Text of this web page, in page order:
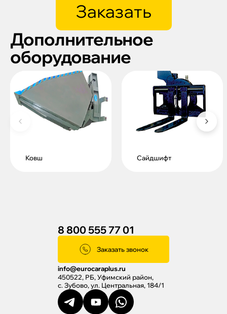
Заказать
Дополнительное
оборудование
Ковш Сайдшифт
8 800 555 77 01
Заказать звонок
info@eurocaraplus.ru
450522, РБ, Уфимский район,
с. Зубово, ул. Центральная, 184/1